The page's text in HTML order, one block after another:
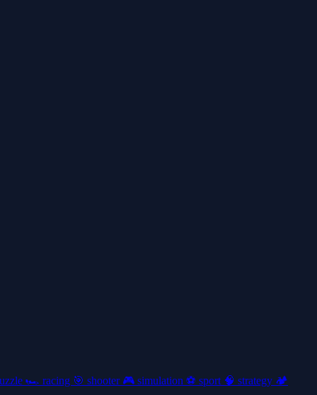
🏎️ racing 🎯 shooter 🎮 simulation ⚽ sport 🧠 strategy 🏕️